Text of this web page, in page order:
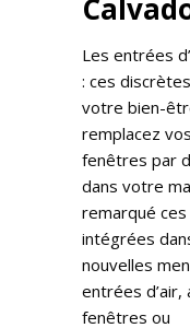
Les entrées
: ces
votre bien-
remplacez
fenêtres par
dans votre
remarqué
intégrées
nouvelles
entrées
fenêtres ou